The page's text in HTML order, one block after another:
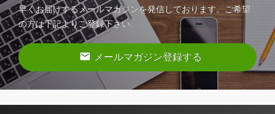
早くお届けするメールマガジンを発信しております。ご希望
の方は下記よりご登録下さい。
email メールマガジン登録する